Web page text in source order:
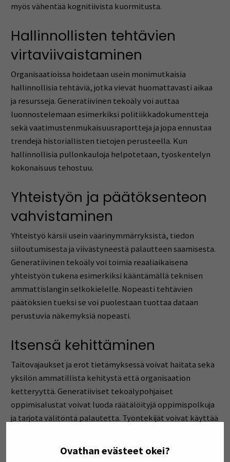
Ovathan evästeet okei?
myös vähentää kognitiivista kuormitusta.
Hallinnollisten tehtävien
virtaviivaistaminen
Organisaatioissa hoidetaan usein monimutkaisia
hallinnollisia tehtäviä, jotka vievät huomattavasti aikaa
ja resursseja. Generatiivinen tekoäly voi auttaa
luonnostelemaan esimerkiksi politiikkadokumentteja
sekä vaatimustenmukaisuusraportteja ja jopa ennustaa
trendejä historiallisten tietojen perusteella. Kun
hallinnollisia pullonkauloja helpotetaan, työskentelyn
kokonaisuus tehostuu.
Yhteistyön ja päätöksenteon
vahvistaminen
Yhteistyö kärsii usein väärinymmärryksistä, tiedon
siiloutumisesta ja viivästyneestä palautteen saamisesta.
Generatiivinen tekoäly voi toimia reaaliaikaisena
yhteistyön tukena esimerkiksi kääntämällä teknisen
ammattislangin selkokielelle. Nopeasti tehtävien
päätöksien tueksi se voi puolestaan tuottaa dataan
perustuvia näkemyksiä nopeasti.
Itsensä kehittäminen
Taitovajaukset ja erot tietämyksessä voivat haitata sekä
yksilön ammatillista kehitystä että organisaation
ketteryyttä. Generatiiviset tekoälypohjaiset
oppimisalustat voivat luoda räätälöityjä oppimispolkuja
ja tarjota välitöntä palautetta. Työntekijät voivat käyttää